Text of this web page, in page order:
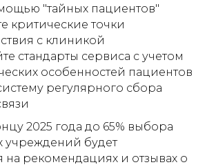
"тайных пациентов"
критические точки
с клиникой
стандарты сервиса с учетом
особенностей пациентов
регулярного сбора
2025 года до 65% выбора
учреждений будет
на рекомендациях и отзывах о